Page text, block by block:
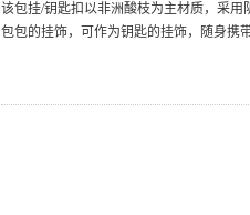
该包挂/钥匙扣以非洲酸枝为主材质，采用
包包的挂饰，可作为钥匙的挂饰，随身携